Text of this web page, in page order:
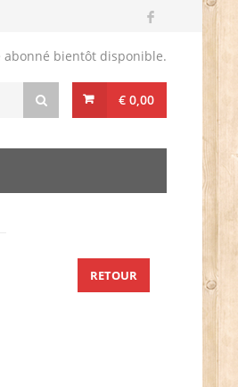
abonné bientôt disponible.
€ 0,00
RETOUR